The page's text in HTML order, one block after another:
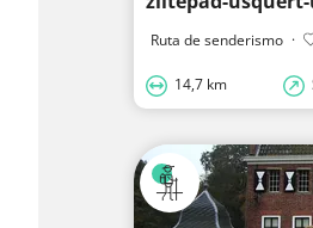
Ruta de senderismo ·
14,7 km